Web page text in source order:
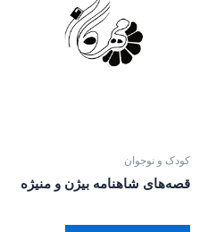
کودک و نوجوان
قصه‌های شاهنامه بیژن و منیژه